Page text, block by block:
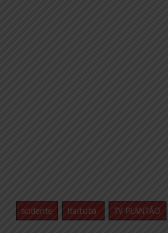
acidente Itaituba TV PLANTÃO